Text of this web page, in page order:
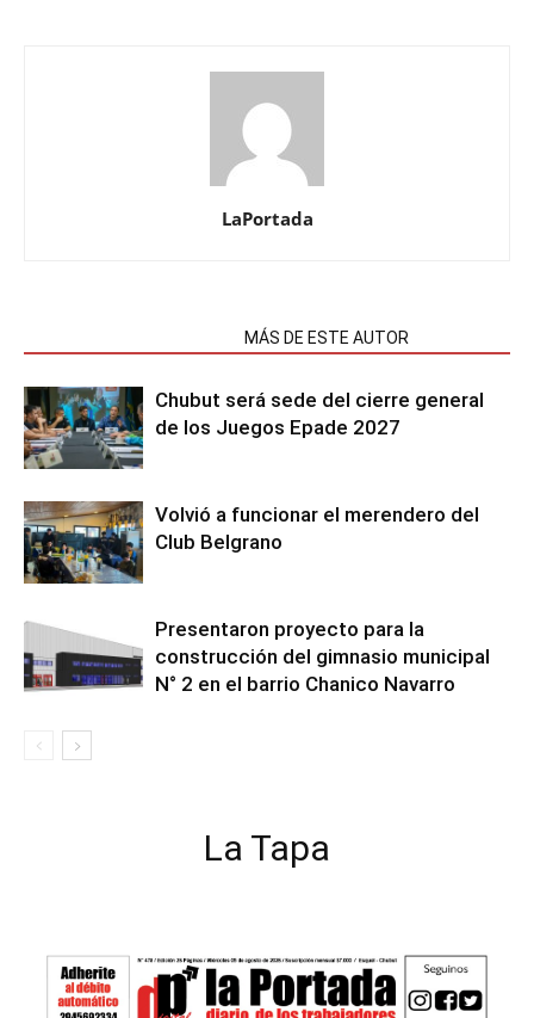
LaPortada
MÁS DE ESTE AUTOR
Chubut será sede del cierre general
de los Juegos Epade 2027
Volvió a funcionar el merendero del
Club Belgrano
Presentaron proyecto para la
construcción del gimnasio municipal
N° 2 en el barrio Chanico Navarro
La Tapa